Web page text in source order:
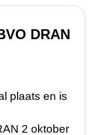
DRAN
plaats en is
2 oktober